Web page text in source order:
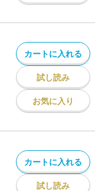
カートに入れる
試し読み
お気に入り
カートに入れる
試し読み